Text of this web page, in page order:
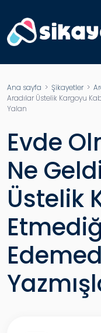
Ana sayfa > Şikayetler>
Aradılar Üstelik Kargoyu
Yalan
Evde
Ne
Üstelik